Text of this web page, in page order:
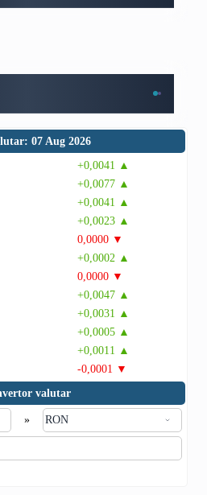
07 Aug 2026
+0,0041 ▲
+0,0077 ▲
+0,0041 ▲
+0,0023 ▲
0,0000 ▼
+0,0002 ▲
0,0000 ▼
+0,0047 ▲
+0,0031 ▲
+0,0005 ▲
+0,0011 ▲
-0,0001 ▼
valutar
»